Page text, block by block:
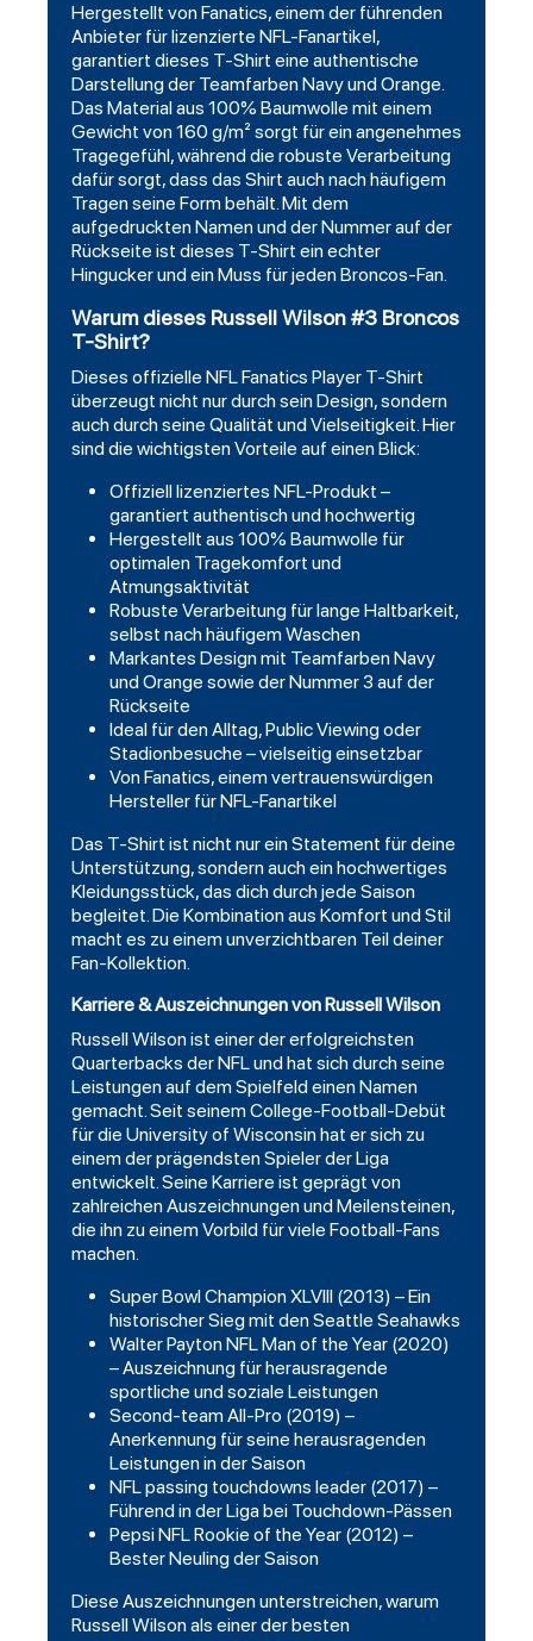
Hergestellt von Fanatics, einem der führenden
Anbieter für lizenzierte NFL-Fanartikel,
garantiert dieses T-Shirt eine authentische
Darstellung der Teamfarben Navy und Orange.
Das Material aus 100% Baumwolle mit einem
Gewicht von 160 g/m² sorgt für ein angenehmes
Tragegefühl, während die robuste Verarbeitung
dafür sorgt, dass das Shirt auch nach häufigem
Tragen seine Form behält. Mit dem
aufgedruckten Namen und der Nummer auf der
Rückseite ist dieses T-Shirt ein echter
Hingucker und ein Muss für jeden Broncos-Fan.
Warum dieses Russell Wilson #3 Broncos
T-Shirt?
Dieses offizielle NFL Fanatics Player T-Shirt
überzeugt nicht nur durch sein Design, sondern
auch durch seine Qualität und Vielseitigkeit. Hier
sind die wichtigsten Vorteile auf einen Blick:
Offiziell lizenziertes NFL-Produkt –
garantiert authentisch und hochwertig
Hergestellt aus 100% Baumwolle für
optimalen Tragekomfort und
Atmungsaktivität
Robuste Verarbeitung für lange Haltbarkeit,
selbst nach häufigem Waschen
Markantes Design mit Teamfarben Navy
und Orange sowie der Nummer 3 auf der
Rückseite
Ideal für den Alltag, Public Viewing oder
Stadionbesuche – vielseitig einsetzbar
Von Fanatics, einem vertrauenswürdigen
Hersteller für NFL-Fanartikel
Das T-Shirt ist nicht nur ein Statement für deine
Unterstützung, sondern auch ein hochwertiges
Kleidungsstück, das dich durch jede Saison
begleitet. Die Kombination aus Komfort und Stil
macht es zu einem unverzichtbaren Teil deiner
Fan-Kollektion.
Karriere & Auszeichnungen von Russell Wilson
Russell Wilson ist einer der erfolgreichsten
Quarterbacks der NFL und hat sich durch seine
Leistungen auf dem Spielfeld einen Namen
gemacht. Seit seinem College-Football-Debüt
für die University of Wisconsin hat er sich zu
einem der prägendsten Spieler der Liga
entwickelt. Seine Karriere ist geprägt von
zahlreichen Auszeichnungen und Meilensteinen,
die ihn zu einem Vorbild für viele Football-Fans
machen.
Super Bowl Champion XLVIII (2013) – Ein
historischer Sieg mit den Seattle Seahawks
Walter Payton NFL Man of the Year (2020)
– Auszeichnung für herausragende
sportliche und soziale Leistungen
Second-team All-Pro (2019) –
Anerkennung für seine herausragenden
Leistungen in der Saison
NFL passing touchdowns leader (2017) –
Führend in der Liga bei Touchdown-Pässen
Pepsi NFL Rookie of the Year (2012) –
Bester Neuling der Saison
Diese Auszeichnungen unterstreichen, warum
Russell Wilson als einer der besten